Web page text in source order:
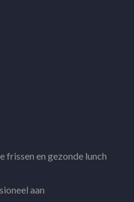
frissen en gezonde lunch
aan